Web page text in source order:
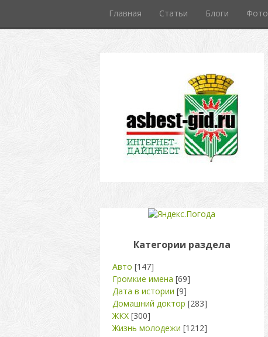
Главная Статьи Блоги Фото
Категории раздела
Авто [147]
Громкие имена [69]
Дата в истории [9]
Домашний доктор [283]
ЖКХ [300]
Жизнь молодежи [1212]